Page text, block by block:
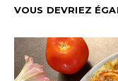
VOUS DEVRIEZ